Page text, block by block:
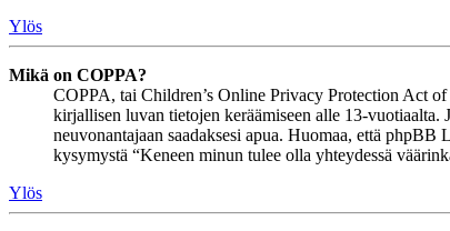
Ylös
Mikä on COPPA?
COPPA, tai Children’s Online Privacy Protection Act
kirjallisen luvan tietojen keräämiseen alle 13-vuotiaalta.
neuvonantajaan saadaksesi apua. Huomaa, että
kysymystä “Keneen minun tulee olla yhteydessä
Ylös